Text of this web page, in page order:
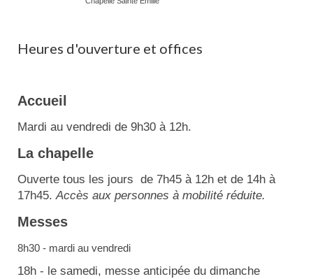
Heures d'ouverture et offices
Accueil
Mardi au vendredi de 9h30 à 12h.
La chapelle
Ouverte tous les jours de 7h45 à 12h et de 14h à
17h45.Accès aux personnes à mobilité réduite.
Messes
8h30 - mardi au vendredi
18h - le samedi, messe anticipée du dimanche